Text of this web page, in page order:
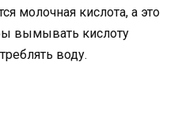
молочная кислота, а это
вымывать кислоту
воду.